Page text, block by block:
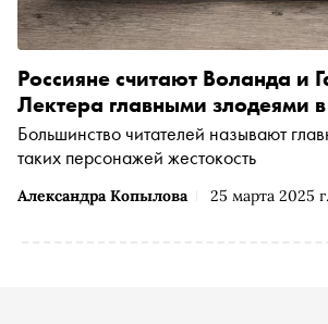
Александра Копылова 25 марта 2025 г.
Россияне считают Воланда и
Лектера главными злодеями
Большинство читателей называют
таких персонажей жестокость